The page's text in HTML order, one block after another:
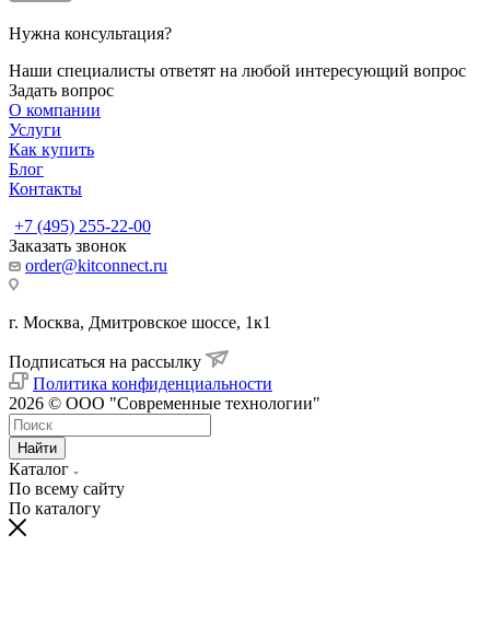
Нужна консультация?
Наши специалисты ответят на любой интересующий вопрос
Задать вопрос
О компании
Услуги
Как купить
Блог
Контакты
+7 (495) 255-22-00
Заказать звонок
order@kitconnect.ru
г. Москва, Дмитровское шоссе, 1к1
Подписаться на рассылку
Политика конфиденциальности
2026 © ООО "Современные технологии"
Найти
Каталог
По всему сайту
По каталогу